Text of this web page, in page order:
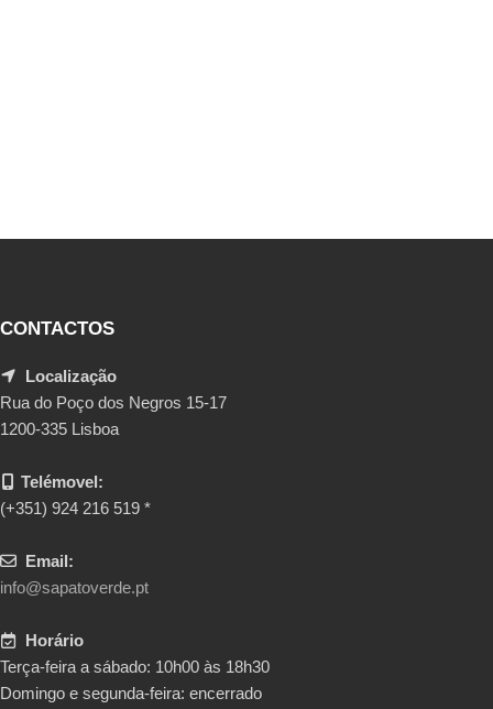
CONTACTOS
Localização
Rua do Poço dos Negros 15-17
1200-335 Lisboa
Telémovel:
(+351) 924 216 519 *
Email:
info@sapatoverde.pt
Horário
Terça-feira a sábado: 10h00 às 18h30
Domingo e segunda-feira: encerrado